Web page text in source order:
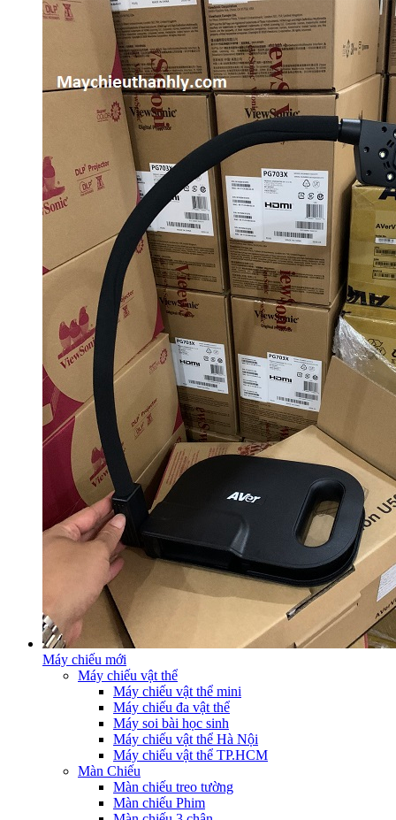
Máy chiếu mới
Máy chiếu vật thể
Máy chiếu vật thể mini
Máy chiếu đa vật thể
Máy soi bài học sinh
Máy chiếu vật thể Hà Nội
Máy chiếu vật thể TP.HCM
Màn Chiếu
Màn chiếu treo tường
Màn chiếu Phim